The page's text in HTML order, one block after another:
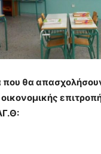
που θα